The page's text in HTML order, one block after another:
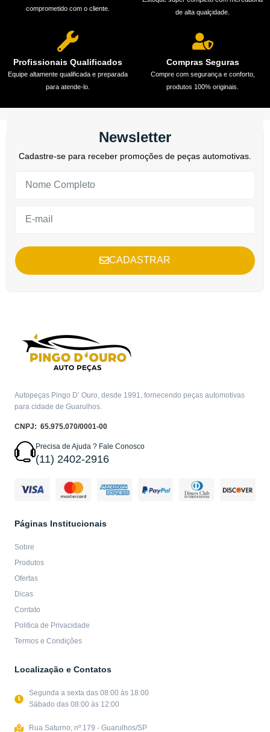
comprometido com o cliente.
de alta qualçidade.
Profissionais Qualificados
Equipe altamente qualificada e preparada
para atende-lo.
Compras Seguras
Compre com segurança e conforto,
produtos 100% originais.
Newsletter
Cadastre-se para receber promoções de peças automotivas.
CADASTRAR
Autopeças Pingo D’ Ouro, desde 1991, fornecendo peças automotivas
para cidade de Guarulhos.
CNPJ: 65.975.070/0001-00
Precisa de Ajuda ? Fale Conosco
(11) 2402-2916
Páginas Institucionais
Sobre
Produtos
Ofertas
Dicas
Contato
Politica de Privacidade
Termos e Condições
Localização e Contatos
Segunda a sexta das 08:00 às 18:00
Sábado das 08:00 às 12:00
Rua Saturno, nº 179 - Guarulhos/SP